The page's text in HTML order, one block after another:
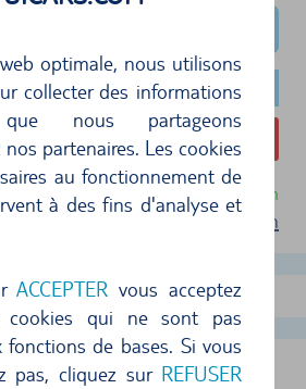
optimale, nous utilisons
collecter des informations
que nous partageons
partenaires. Les cookies
au fonctionnement de
à des fins d'analyse et
ACCEPTER vous acceptez
cookies qui ne sont pas
fonctions de bases. Si vous
pas, cliquez sur REFUSER
194,88 €
jusqu'à 24 heures avant la location
Conditions d'utilisation
plus d'offres
AÉROPORT, MAROC